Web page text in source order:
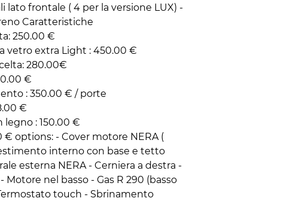
lato frontale ( 4 per la versione LUX) -
Caratteristiche
250.00 €
vetro extra Light : 450.00 €
280.00€
€
: 350.00 € / porte
€
: 150.00 €
€ options: - Cover motore NERA (
interno con base e tetto
esterna NERA - Cerniera a destra -
nel basso - Gas R 290 (basso
touch - Sbrinamento